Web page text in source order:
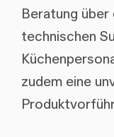
Beratung über
technischen
zudem eine